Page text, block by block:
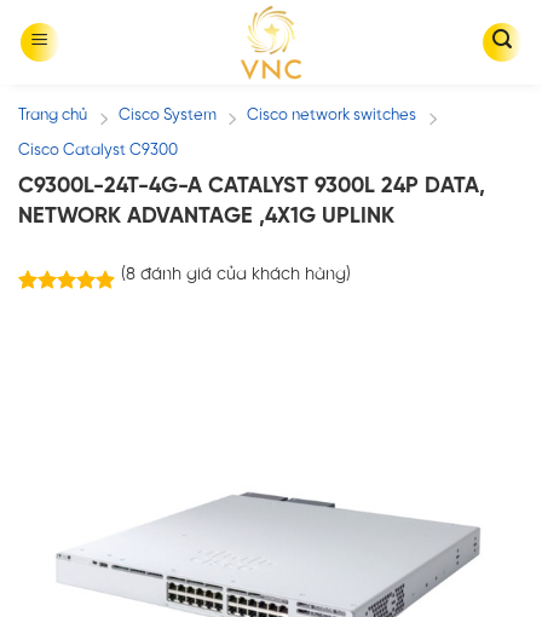
Trang chủ / Cisco System / Cisco network switches /
Cisco Catalyst C9300
C9300L-24T-4G-A CATALYST 9300L 24P DATA,
NETWORK ADVANTAGE ,4X1G UPLINK
(8đánh giá của khách hàng)